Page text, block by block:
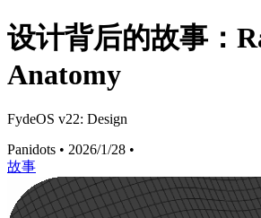
设计背后的故事：
Anatomy
FydeOS v22: Design
Panidots • 2026/1/28 •
故事